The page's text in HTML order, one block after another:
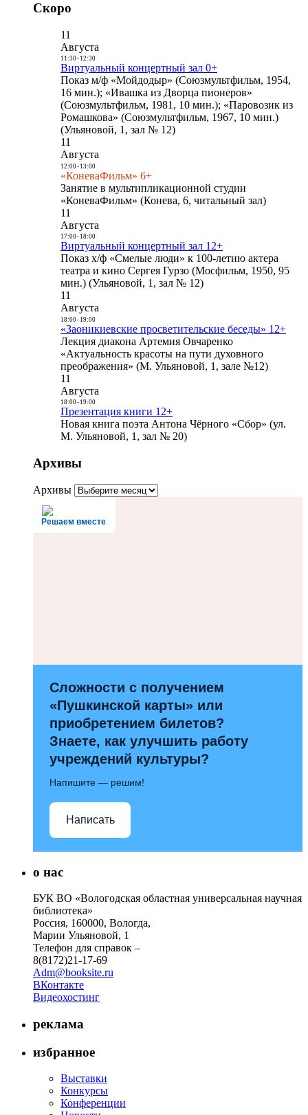
Скоро
11
Августа
11:30- 12:30
Виртуальный концертный зал 0+
Показ м/ф «Мойдодыр» (Союзмультфильм, 1954,
16 мин.); «Ивашка из Дворца пионеров»
(Союзмультфильм, 1981, 10 мин.); «Паровозик из
Ромашкова» (Союзмультфильм, 1967, 10 мин.)
(Ульяновой, 1, зал № 12)
11
Августа
12:00- 13:00
«КоневаФильм» 6+
Занятие в мультипликационной студии
«КоневаФильм» (Конева, 6, читальный зал)
11
Августа
17:00- 18:00
Виртуальный концертный зал 12+
Показ х/ф «Смелые люди» к 100-летию актера
театра и кино Сергея Гурзо (Мосфильм, 1950, 95
мин.) (Ульяновой, 1, зал № 12)
11
Августа
18:00- 19:00
«Заоникиевские просветительские беседы» 12+
Лекция диакона Артемия Овчаренко
«Актуальность красоты на пути духовного
преображения» (М. Ульяновой, 1, зале №12)
11
Августа
18:00- 19:00
Презентация книги 12+
Новая книга поэта Антона Чёрного «Сбор» (ул.
М. Ульяновой, 1, зал № 20)
Архивы
Архивы
Решаем вместе
Сложности с получением
«Пушкинской карты» или
приобретением билетов?
Знаете, как улучшить работу
учреждений культуры?
Напишите — решим!
Написать
о нас
БУК ВО «Вологодская областная универсальная научная
библиотека»
Россия, 160000, Вологда,
Марии Ульяновой, 1
Телефон для справок –
8(8172)21-17-69
Adm@booksite.ru
ВКонтакте
Видеохостинг
реклама
избранное
Выставки
Конкурсы
Конференции